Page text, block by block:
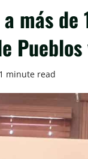
más
1 minute read